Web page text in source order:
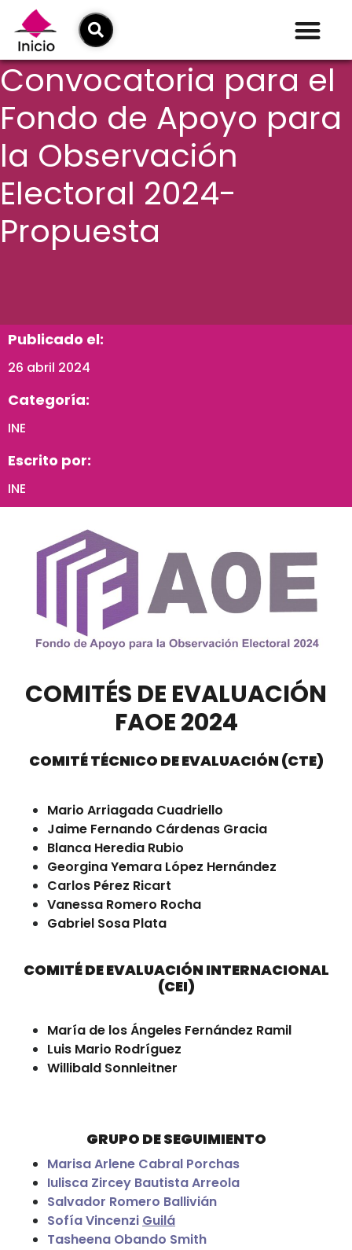
Convocatoria para el
Fondo de Apoyo para
la Observación
Electoral 2024-
Propuesta
Publicado el:
26 abril 2024
Categoría:
INE
Escrito por:
INE
COMITÉS DE EVALUACIÓN
FAOE 2024
COMITÉ TÉCNICO DE EVALUACIÓN (CTE)
Mario Arriagada Cuadriello
Jaime Fernando Cárdenas Gracia
Blanca Heredia Rubio
Georgina Yemara López Hernández
Carlos Pérez Ricart
Vanessa Romero Rocha
Gabriel Sosa Plata
COMITÉ DE EVALUACIÓN INTERNACIONAL
(CEI)
María de los Ángeles Fernández Ramil
Luis Mario Rodríguez
Willibald Sonnleitner
GRUPO DE SEGUIMIENTO
Marisa Arlene Cabral Porchas
Iulisca Zircey Bautista Arreola
Salvador Romero Ballivián
Sofía Vincenzi Guilá
Tasheena Obando Smith